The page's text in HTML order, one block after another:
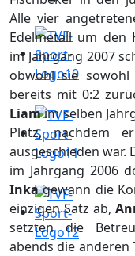
Alle vier
Edelmetall um den
im Jahrgang 2007
obwohl sie
bereits mit 0:2
Liamim selben
Platz, nachdem
ausgeschieden war.
im Jahrgang 2006
Inkagewann die
einzigen Satz ab,
setzten die
abends die